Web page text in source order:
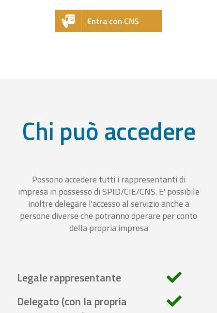
Entra con CNS
Chi può accedere
Possono accedere tutti i rappresentanti di
impresa in possesso di SPID/CIE/CNS. E' possibile
inoltre delegare l'accesso al servizio anche a
persone diverse che potranno operare per conto
della propria impresa
Legale rappresentante
Delegato (con la propria